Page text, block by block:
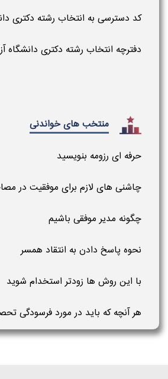
کد دسترسی به انتخاب رشته دکتری
دفترچه انتخاب رشته دکتری دانشگاه آزاد
منتخب های خواندنی
حرفه ای رزومه بنویسید
چاشنی های لازم برای موفقیت در
چگونه مدیر موفقی باشیم
نحوه پاسخ دادن به انتقاد همسر
با این روش ها زودتر استخدام شوید
هر آنچه که باید در مورد فرسودگی